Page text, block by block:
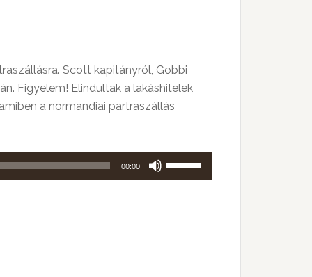
Scott kapitányról, Gobbi
Figyelem! Elindultak a lakáshitelek
a normandiai partraszállás
00:00
hangerő
illetőleg